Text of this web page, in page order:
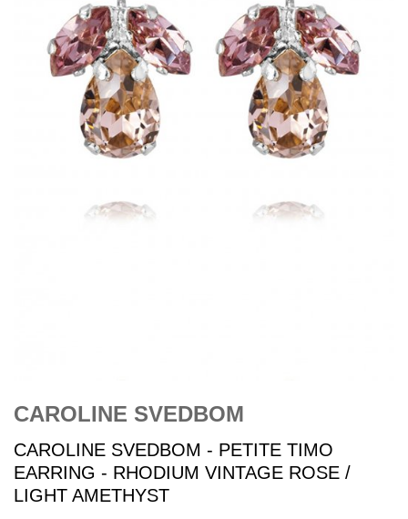
CAROLINE SVEDBOM
CAROLINE SVEDBOM - PETITE TIMO
EARRING - RHODIUM VINTAGE ROSE /
LIGHT AMETHYST